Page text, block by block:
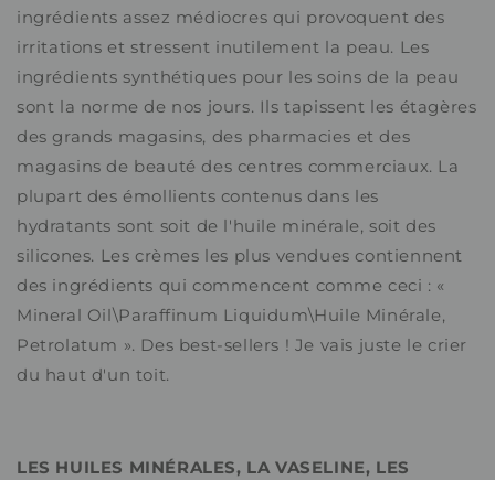
ingrédients assez médiocres qui provoquent des
irritations et stressent inutilement la peau. Les
ingrédients synthétiques pour les soins de la peau
sont la norme de nos jours. Ils tapissent les étagères
des grands magasins, des pharmacies et des
magasins de beauté des centres commerciaux. La
plupart des émollients contenus dans les
hydratants sont soit de l'huile minérale, soit des
silicones. Les crèmes les plus vendues contiennent
des ingrédients qui commencent comme ceci : «
Mineral Oil\Paraffinum Liquidum\Huile Minérale,
Petrolatum ». Des best-sellers ! Je vais juste le crier
du haut d'un toit.
LES HUILES MINÉRALES, LA VASELINE, LES